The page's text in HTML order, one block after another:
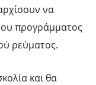
να
προγράμματος
ρεύματος.
και θα